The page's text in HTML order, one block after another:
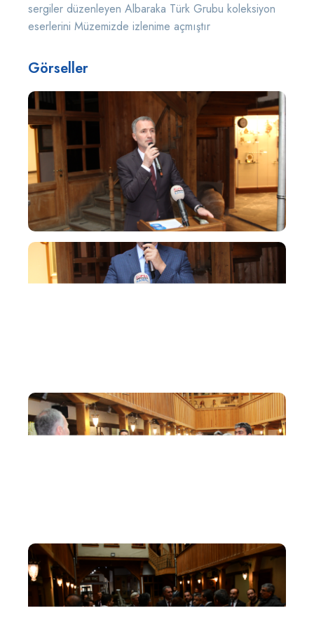
sergiler düzenleyen Albaraka Türk Grubu koleksiyon
eserlerini Müzemizde izlenime açmıştır
Görseller